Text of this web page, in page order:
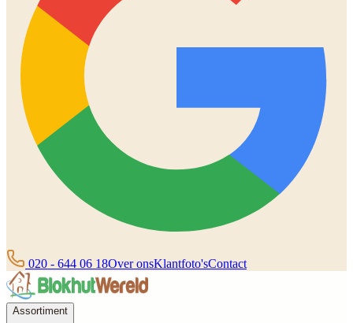
020 - 644 06 18Over onsKlantfoto'sContact
Assortiment